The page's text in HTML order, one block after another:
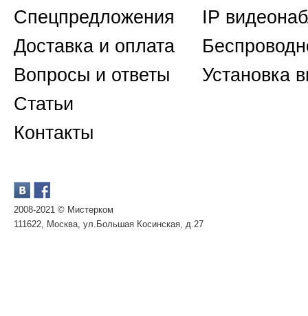
Спецпредложения
Доставка и оплата
Вопросы и ответы
Статьи
Контакты
2008-2021 © Мистерком
111622, Москва, ул.Большая Косинская, д.27
IP
Установка